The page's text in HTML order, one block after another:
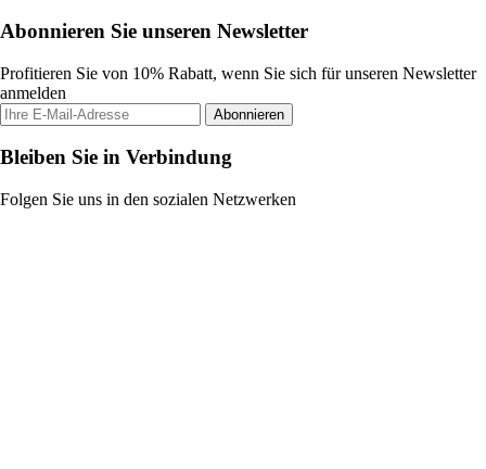
Abonnieren Sie unseren Newsletter
Profitieren Sie von 10% Rabatt, wenn Sie sich für unseren Newsletter
anmelden
Abonnieren
Bleiben Sie in Verbindung
Folgen Sie uns in den sozialen Netzwerken